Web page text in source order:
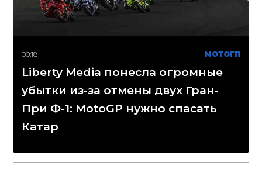
00:18 МОТОГП
Liberty Media понесла огромные
убытки из-за отмены двух Гран-
При Ф-1: MotoGP нужно спасать
Катар